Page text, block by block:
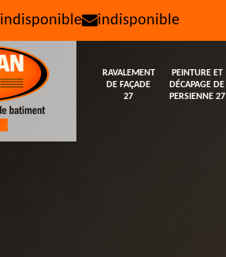
indisponible indisponible
RAVALEMENT
DE FAÇADE
27
PEINTURE ET
DÉCAPAGE DE
PERSIENNE 27